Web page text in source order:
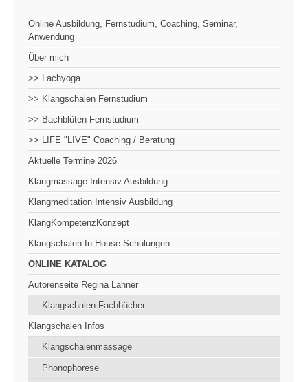
Online Ausbildung, Fernstudium, Coaching, Seminar,
Anwendung
Über mich
>> Lachyoga
>> Klangschalen Fernstudium
>> Bachblüten Fernstudium
>> LIFE "LIVE" Coaching / Beratung
Aktuelle Termine 2026
Klangmassage Intensiv Ausbildung
Klangmeditation Intensiv Ausbildung
KlangKompetenzKonzept
Klangschalen In-House Schulungen
ONLINE KATALOG
Autorenseite Regina Lahner
Klangschalen Fachbücher
Klangschalen Infos
Klangschalenmassage
Phonophorese